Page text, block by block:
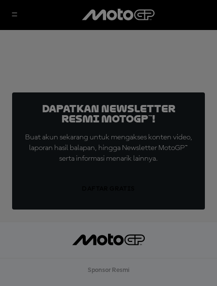
Dapatkan Newsletter
Resmi MotoGP™!
Buat akun sekarang untuk mengakses konten video,
laporan hasil balapan, hingga Newsletter MotoGP™
serta informasi menarik lainnya.
Sponsor Resmi